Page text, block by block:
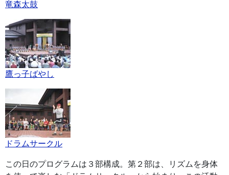
竜森太鼓
鷹っ子ばやし
ドラムサークル
この日のプログラムは３部構成。第２部は、リズムを身体